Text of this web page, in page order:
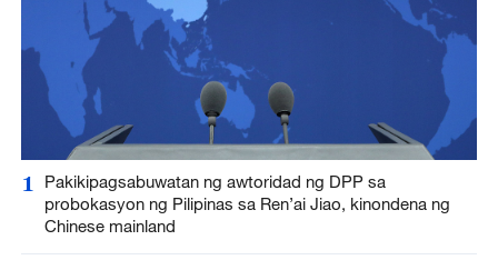
1
Pakikipagsabuwatan ng awtoridad ng DPP sa
probokasyon ng Pilipinas sa Ren’ai Jiao, kinondena ng
Chinese mainland